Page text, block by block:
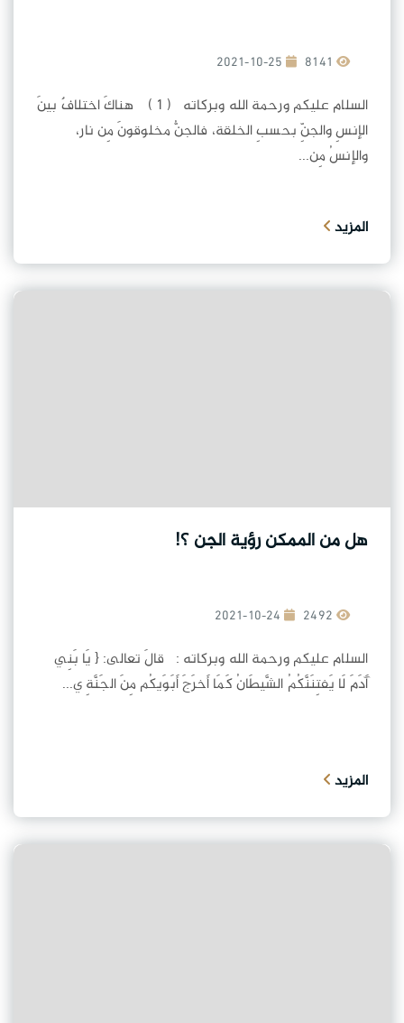
2021-10-25
السلام عليكم ورحمة الله وبركاته ( 1 ) هناكَ اختلافٌ بينَ
الإنسِ والجنِّ بحسبِ الخلقة، فالجنُّ مخلوقونَ مِن نار،
والإنسُ مِن...
المزيد
هل من الممكن رؤية الجن ؟!
2021-10-24
السلام عليكم ورحمة الله وبركاته : قالَ تعالى: { يَا بَنِي
آَدَمَ لَا يَفتِنَنَّكُمُ الشَّيطَانُ كَمَا أَخرَجَ أَبَوَيكُم مِنَ الجَنَّةِ ي...
المزيد